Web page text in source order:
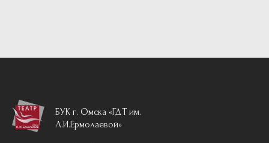
БУК г. Омска «ГДТ им.
Л.И.Ермолаевой»